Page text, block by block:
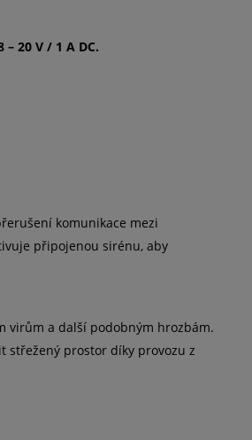
20 V / 1 A DC.
komunikace mezi
připojenou sirénu, aby
virům a další podobným hrozbám.
střežený prostor díky provozu z